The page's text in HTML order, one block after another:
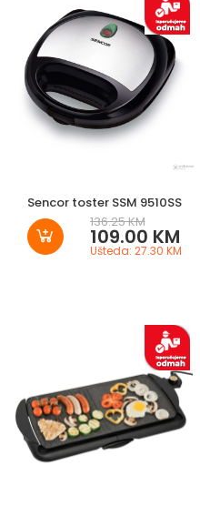
Sencor toster SSM 9510SS
136.25 KM
109.00 KM
Ušteda: 27.30 KM